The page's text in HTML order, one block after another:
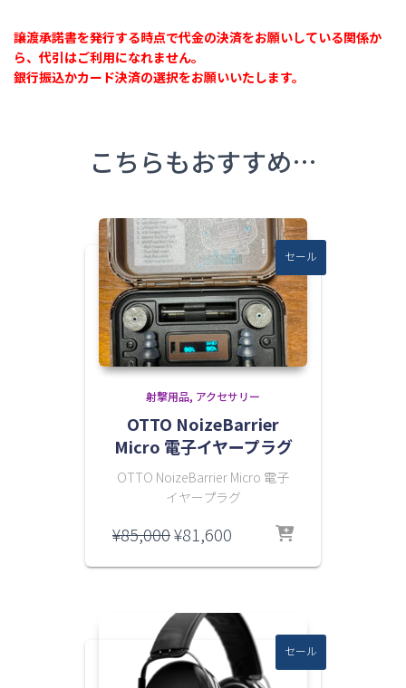
譲渡承諾書を発行する時点で代金の決済をお願いしている関係か
ら、代引はご利用になれません。
銀行振込かカード決済の選択をお願いいたします。
こちらもおすすめ…
セール
射撃用品 アクセサリー
OTTO NoizeBarrier
Micro 電子イヤープラグ
OTTO NoizeBarrier Micro 電子
イヤープラグ
¥85,000元
価
は
¥85,000
で
し
¥81,600
の
格
は
¥81,600
で
セール